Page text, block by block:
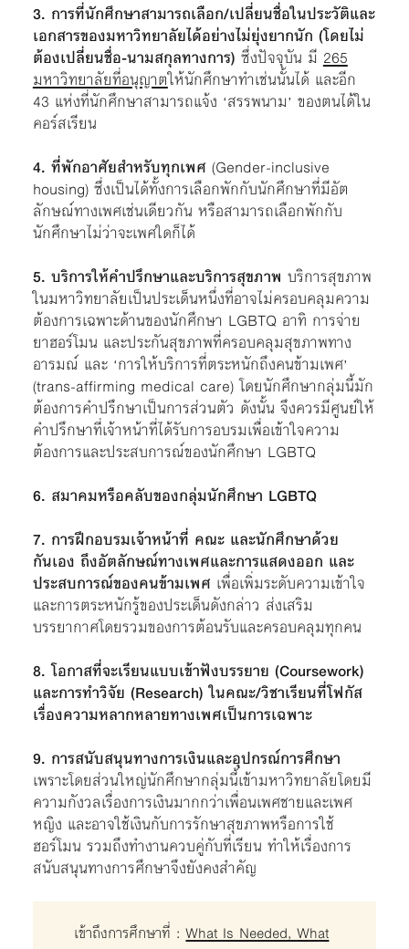
3. การที่นักศึกษาสามารถเลือก/เปลี่ยนชื่อในประวัติและ
เอกสารของมหาวิทยาลัยได้อย่างไม่ยุ่งยากนัก (โดยไม่
ต้องเปลี่ยนชื่อ-นามสกุลทางการ) ซึ่งปัจจุบัน มี265
มหาวิทยาลัยที่อนุญาตให้นักศึกษาทำเช่นนั้นได้ และอีก
43 แห่งที่นักศึกษาสามารถแจ้ง ‘สรรพนาม’ ของตนได้ใน
คอร์สเรียน
4. ที่พักอาศัยสำหรับทุกเพศ (Gender-inclusive
housing) ซึ่งเป็นได้ทั้งการเลือกพักกับนักศึกษาที่มีอัต
ลักษณ์ทางเพศเช่นเดียวกัน หรือสามารถเลือกพักกับ
นักศึกษาไม่ว่าจะเพศใดก็ได้
5. บริการให้คำปรึกษาและบริการสุขภาพ บริการสุขภาพ
ในมหาวิทยาลัยเป็นประเด็นหนึ่งที่อาจไม่ครอบคลุมความ
ต้องการเฉพาะด้านของนักศึกษา LGBTQ อาทิ การจ่าย
ยาฮอร์โมน และประกันสุขภาพที่ครอบคลุมสุขภาพทาง
อารมณ์ และ ‘การให้บริการที่ตระหนักถึงคนข้ามเพศ’
(trans-affirming medical care) โดยนักศึกษากลุ่มนี้มัก
ต้องการคำปรึกษาเป็นการส่วนตัว ดังนั้น จึงควรมีศูนย์ให้
คำปรึกษาที่เจ้าหน้าที่ได้รับการอบรมเพื่อเข้าใจความ
ต้องการและประสบการณ์ของนักศึกษา LGBTQ
6. สมาคมหรือคลับของกลุ่มนักศึกษา LGBTQ
7. การฝึกอบรมเจ้าหน้าที่ คณะ และนักศึกษาด้วย
กันเอง ถึงอัตลักษณ์ทางเพศและการแสดงออก และ
ประสบการณ์ของคนข้ามเพศ เพื่อเพิ่มระดับความเข้าใจ
และการตระหนักรู้ของประเด็นดังกล่าว ส่งเสริม
บรรยากาศโดยรวมของการต้อนรับและครอบคลุมทุกคน
8. โอกาสที่จะเรียนแบบเข้าฟังบรรยาย (Coursework)
และการทำวิจัย (Research) ในคณะ/วิชาเรียนที่โฟกัส
เรื่องความหลากหลายทางเพศเป็นการเฉพาะ
9. การสนับสนุนทางการเงินและอุปกรณ์การศึกษา
เพราะโดยส่วนใหญ่นักศึกษากลุ่มนี้เข้ามหาวิทยาลัยโดยมี
ความกังวลเรื่องการเงินมากกว่าเพื่อนเพศชายและเพศ
หญิง และอาจใช้เงินกับการรักษาสุขภาพหรือการใช้
ฮอร์โมน รวมถึงทำงานควบคู่กับที่เรียน ทำให้เรื่องการ
สนับสนุนทางการศึกษาจึงยังคงสำคัญ
เข้าถึงการศึกษาที่ :What Is Needed, What